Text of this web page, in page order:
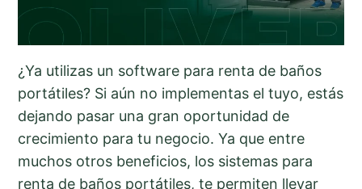
¿Ya utilizas un software para renta de baños
portátiles? Si aún no implementas el tuyo, estás
dejando pasar una gran oportunidad de
crecimiento para tu negocio. Ya que entre
muchos otros beneficios, los sistemas para
renta de baños portátiles, te permiten llevar